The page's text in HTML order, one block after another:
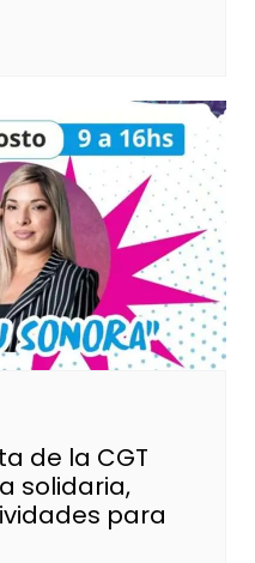
de la CGT
solidaria,
para